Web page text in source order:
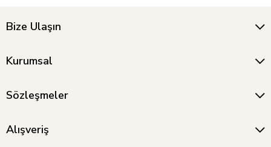
Bize Ulaşın
Kurumsal
Sözleşmeler
Alışveriş